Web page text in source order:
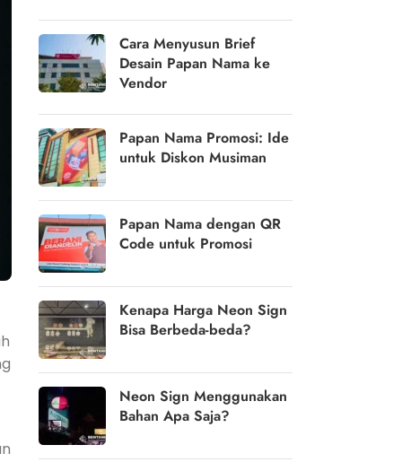
Cara Menyusun Brief
Desain Papan Nama ke
Vendor
Papan Nama Promosi: Ide
untuk Diskon Musiman
Papan Nama dengan QR
Code untuk Promosi
Kenapa Harga Neon Sign
Bisa Berbeda-beda?
Neon Sign Menggunakan
Bahan Apa Saja?